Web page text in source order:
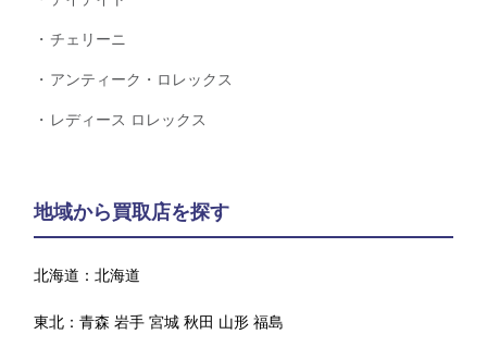
チェリーニ
アンティーク・ロレックス
レディース ロレックス
地域から買取店を探す
北海道：北海道
東北：青森 岩手 宮城 秋田 山形 福島